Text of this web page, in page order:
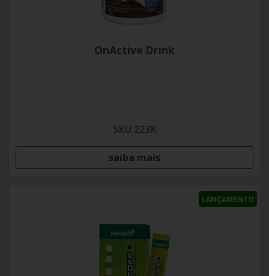
OnActive Drink
SKU 223K
saiba mais
LANÇAMENTO